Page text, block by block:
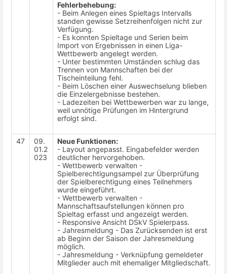
Fehlerbehebung:
- Beim Anlegen eines Spieltags Intervalls
standen gewisse Setzreihenfolgen nicht zur
Verfügung.
- Es konnten Spieltage und Serien beim
Import von Ergebnissen in einen Liga-
Wettbewerb angelegt werden.
- Unter bestimmten Umständen schlug das
Trennen von Mannschaften bei der
Tischeinteilung fehl.
- Beim Löschen einer Auswechselung blieben
die Einzelergebnisse bestehen.
- Ladezeiten bei Wettbewerben war zu lange,
weil unnötige Prüfungen im Hintergrund
erfolgt sind.
47
09.
01.2
023
Neue Funktionen:
- Layout angepasst. Eingabefelder werden
deutlicher hervorgehoben.
- Wettbewerb verwalten -
Spielberechtigungsampel zur Überprüfung
der Spielberechtigung eines Teilnehmers
wurde eingeführt.
- Wettbewerb verwalten -
Mannschaftsaufstellungen können pro
Spieltag erfasst und angezeigt werden.
- Responsive Ansicht DSkV Spielerpass.
- Jahresmeldung - Das Zurücksenden ist erst
ab Beginn der Saison der Jahresmeldung
möglich.
- Jahresmeldung - Verknüpfung gemeldeter
Mitglieder auch mit ehemaliger Mitgliedschaft.